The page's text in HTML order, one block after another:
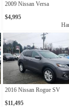
2009 Nissan Versa
$4,995
2016 Nissan Rogue SV
$11,495